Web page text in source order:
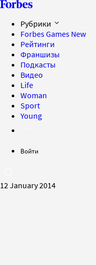
Рубрики
Forbes Games New
Рейтинги
Франшизы
Подкасты
Видео
Life
Woman
Sport
Young
Войти
12 January 2014